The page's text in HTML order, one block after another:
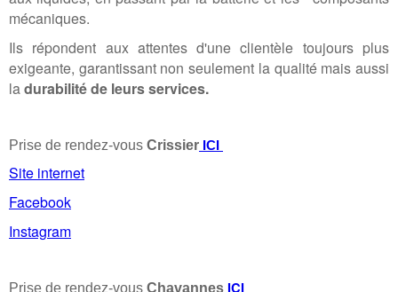
mécaniques.
Ils répondent aux attentes d'une clientèle toujours plus
exigeante, garantissant non seulement la qualité mais aussi
ladurabilité de leurs services.
Prise de rendez-vous Crissier ICI
Site internet
Facebook
Instagram
Prise de rendez-vous Chavannes ICI